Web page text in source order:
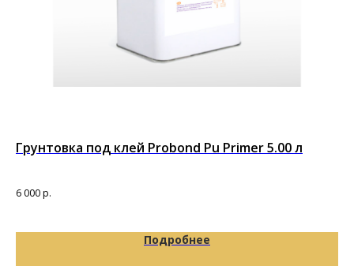
Грунтовка под клей Probond Pu Primer 5.00 л
6 000р.
Подробнее